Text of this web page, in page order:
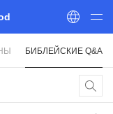
БИБЛЕЙСКИЕ Q&A